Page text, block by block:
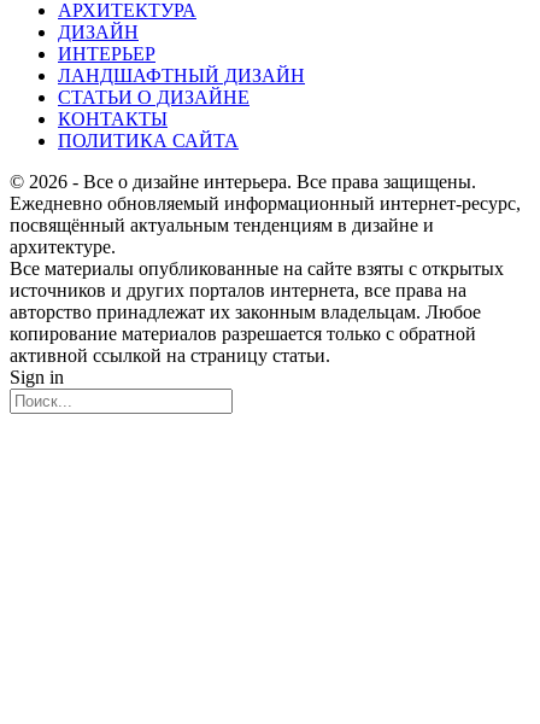
АРХИТЕКТУРА
ДИЗАЙН
ИНТЕРЬЕР
ЛАНДШАФТНЫЙ ДИЗАЙН
СТАТЬИ О ДИЗАЙНЕ
КОНТАКТЫ
ПОЛИТИКА САЙТА
© 2026 - Все о дизайне интерьера. Все права защищены.
Ежедневно обновляемый информационный интернет-ресурс,
посвящённый актуальным тенденциям в дизайне и
архитектуре.
Все материалы опубликованные на сайте взяты с открытых
источников и других порталов интернета, все права на
авторство принадлежат их законным владельцам. Любое
копирование материалов разрешается только с обратной
активной ссылкой на страницу статьи.
Sign in